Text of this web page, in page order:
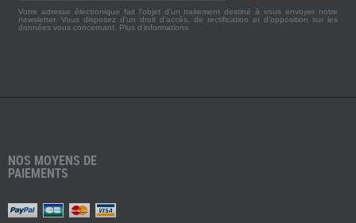
Votre adresse électronique fait l'objet d'un traitement destiné à vous envoyer notre
newsletter. Vous disposez d'un droit d'accès, de rectification et d'opposition sur les
données vous concernant. Plus d'informations
NOS MOYENS DE
PAIEMENTS